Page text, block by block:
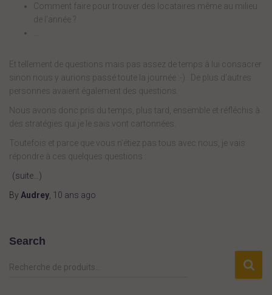
Comment faire pour trouver des locataires même au milieu
de l’année ?
Et tellement de questions mais pas assez de temps à lui consacrer
sinon nous y aurions passé toute la journée :-). De plus d’autres
personnes avaient également des questions.
Nous avons donc pris du temps, plus tard, ensemble et réfléchis à
des stratégies qui je le sais vont cartonnées.
Toutefois et parce que vous n’étiez pas tous avec nous, je vais
répondre à ces quelques questions :
(suite…)
By Audrey 10 ans ago
Search
R
Recherche de produits…